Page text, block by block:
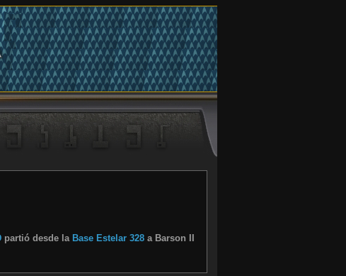
partió desde la Base Estelar 328a Barson II